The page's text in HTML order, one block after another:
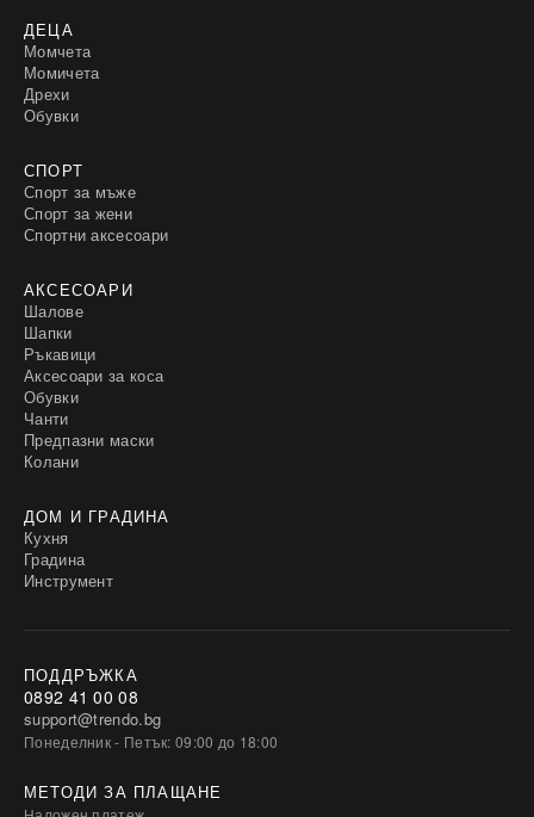
ДЕЦА
Момчета
Момичета
Дрехи
Обувки
СПОРТ
Спорт за мъже
Спорт за жени
Спортни аксесоари
АКСЕСОАРИ
Шалове
Шапки
Ръкавици
Аксесоари за коса
Обувки
Чанти
Предпазни маски
Колани
ДОМ И ГРАДИНА
Кухня
Градина
Инструмент
ПОДДРЪЖКА
0892 41 00 08
support@trendo.bg
Понеделник - Петък: 09:00 до 18:00
МЕТОДИ ЗА ПЛАЩАНЕ